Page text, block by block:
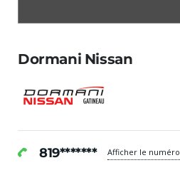
Dormani Nissan
819******* Afficher le numéro